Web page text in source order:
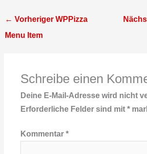
← Vorheriger WPPizza
Menu Item
Schreibe einen
Deine E-Mail-Adresse wird nicht
Erforderliche Felder sind mit *
Kommentar *